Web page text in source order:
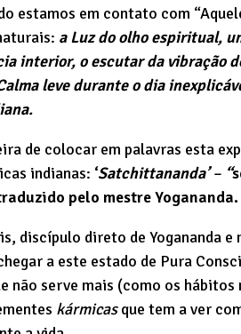
estamos em contato com
a Luz do olho espiritual,
interior, o escutar da vibração
leve durante o dia
de colocar em palavras esta
indianas: ‘Satchittananda’– “
pelo mestre Yogananda.
discípulo direto de Yogananda
a este estado de Pura
não serve mais (como os
kármicasque tem a ver